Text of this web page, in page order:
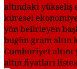
altındaki
küresel
yön belirleyen
bugün gram altın
Cumhuriyet altını
altın fiyatları